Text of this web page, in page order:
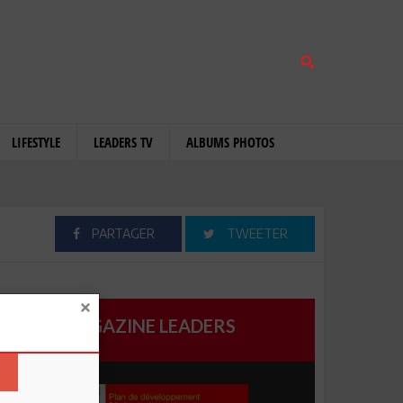
LIFESTYLE LEADERS TV ALBUMS PHOTOS
PARTAGER TWEETER
MAGAZINE LEADERS